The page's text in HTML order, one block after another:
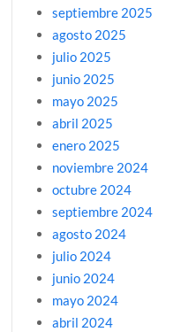
septiembre 2025
agosto 2025
julio 2025
junio 2025
mayo 2025
abril 2025
enero 2025
noviembre 2024
octubre 2024
septiembre 2024
agosto 2024
julio 2024
junio 2024
mayo 2024
abril 2024